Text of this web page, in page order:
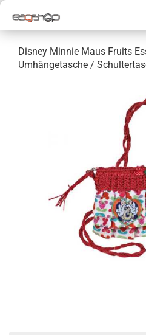
Disney Minnie Maus Fruits
Umhängetasche /